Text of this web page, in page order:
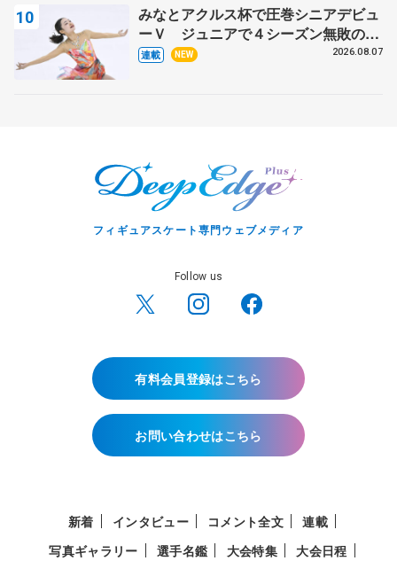
みなとアクルス杯で圧巻シニアデビュ
ーＶ ジュニアで４シーズン無敗の島
田麻央
連載 NEW 2026.08.07
フィギュアスケート専門ウェブメディア
Follow us
有料会員登録はこちら
お問い合わせはこちら
新着 インタビュー コメント全文
連載
写真ギャラリー
選手名鑑 大会特集
大会日程